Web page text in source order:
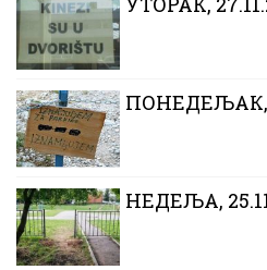
ПОНЕДЕЉАК,
НЕДЕЉА,